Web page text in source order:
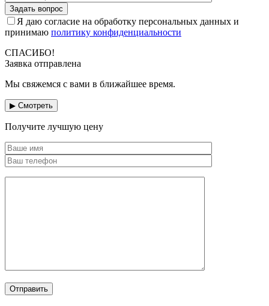
Я даю согласие на обработку персональных данных и
принимаю политику конфиденциальности
СПАСИБО!
Заявка отправлена
Мы свяжемся с вами в ближайшее время.
▶ Смотреть
Получите лучшую цену